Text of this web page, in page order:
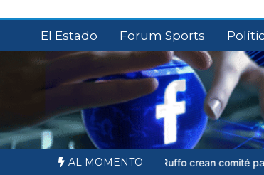
contenidoEl Estado Forum Sports
AL MOMENTO
de Ernesto Ruffo crean comité para vigilar